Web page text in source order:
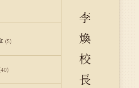
(5)
李
煥
校
長